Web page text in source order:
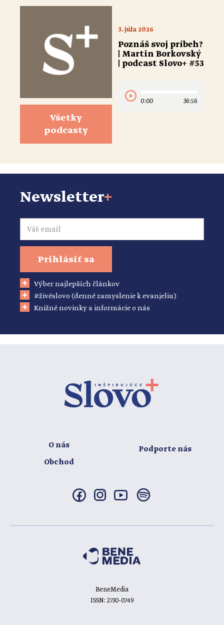
Všetky
podcasty
3. júla 2026
Poznáš svoj príbeh?
| Martin Borkovský
| podcast Slovo+ #53
0:00 36:56
Newsletter+
Email
Prihlásiť sa
Výber najlepších článkov
#živéslovo (denné zamyslenie k evanjeliu)
Knižné novinky a informácie o nás
O nás
Obchod
Podporte nás
BeneMedia
ISSN: 2730-0749